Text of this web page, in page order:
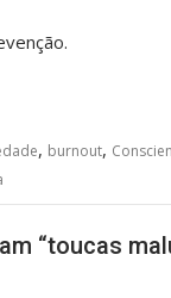
, burnout,
“toucas